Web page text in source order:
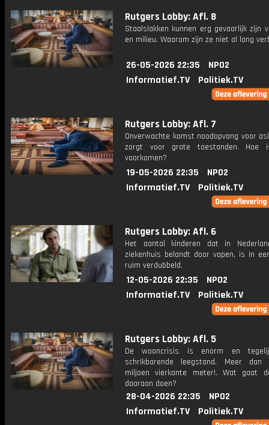
Rutgers Lobby: Afl. 8
Staalslakken kunnen erg gevaarlijk zijn
en milieu. Waarom zijn ze niet al lang
26-05-2026 22:35
NPO2
Informatief.TV
Politiek.TV
Rutgers Lobby: Afl. 7
Onverwachte komst noodopvang voor
zorgt voor grote toestanden.
voorkomen?
19-05-2026 22:35
NPO2
Informatief.TV
Politiek.TV
Rutgers Lobby: Afl. 6
Het aantal kinderen dat in
ziekenhuis belandt door vapen, is in
ruim verdubbeld.
12-05-2026 22:35
NPO2
Informatief.TV
Politiek.TV
Rutgers Lobby: Afl. 5
De wooncrisis is enorm en
schrikbarende leegstand. Meer dan
miljoen vierkante meter!. Wat gaat
daaraan doen?
28-04-2026 22:35
NPO2
Informatief.TV
Politiek.TV